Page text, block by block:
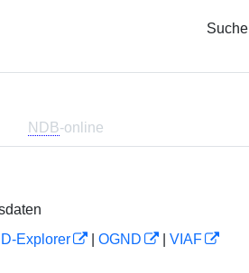
Suche
NDB-online
Explorer OGND VIAF